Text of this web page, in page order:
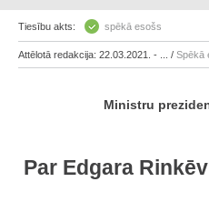
Tiesību akts: spēkā esošs
Attēlotā redakcija: 22.03.2021. - ... / Spēkā
Ministru
Par Edgara